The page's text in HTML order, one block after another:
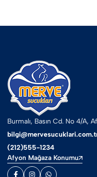
Burmalı, Basın Cd. No 4/A,
(212)555-1234
Afyon Mağaza Konumu